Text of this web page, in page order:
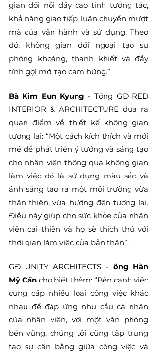
gian đối nội đẩy cao tính tương tác,
khả năng giao tiếp, luân chuyển mượt
mà của vận hành và sử dụng. Theo
đó, không gian đối ngoại tạo sự
phóng khoáng, thanh khiết và đầy
tính gợi mở, tạo cảm hứng.”
Bà Kim Eun Kyung - Tổng GĐ RED
INTERIOR & ARCHITECTURE đưa ra
quan điểm về thiết kế không gian
tương lai: “Một cách kích thích và mới
mẻ để phát triển ý tưởng và sáng tạo
cho nhân viên thông qua không gian
làm việc đó là sử dụng màu sắc và
ánh sáng tạo ra một môi trường vừa
thân thiện, vừa hướng đến tương lai.
Điều này giúp cho sức khỏe của nhân
viên cải thiện và họ sẽ thích thú với
thời gian làm việc của bản thân”.
GĐ UNITY ARCHITECTS - ông Hàn
Mỹ Cần cho biết thêm: “Bên cạnh việc
cung cấp nhiều loại công việc khác
nhau để đáp ứng nhu cầu cá nhân
của nhân viên, với một văn phòng
bền vững, chúng tôi cũng tập trung
tạo sự cân bằng giữa công việc và